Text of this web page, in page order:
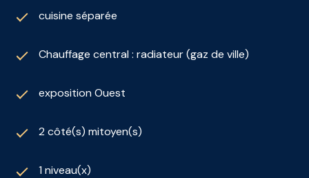
cuisine séparée
Chauffage central : radiateur (gaz de ville)
exposition Ouest
2 côté(s) mitoyen(s)
1 niveau(x)